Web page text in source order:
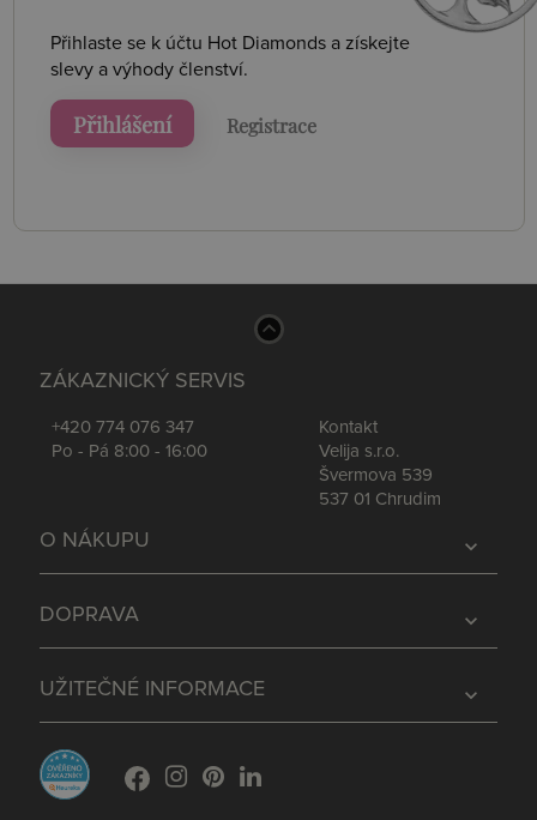
Přihlaste se k účtu Hot Diamonds a získejte
slevy a výhody členství.
Přihlášení Registrace
ZÁKAZNICKÝ SERVIS
+420 774 076 347
Po - Pá 8:00 - 16:00
Kontakt
Velija s.r.o.
Švermova 539
537 01 Chrudim
expand_more
O NÁKUPU
expand_more
DOPRAVA
expand_more
UŽITEČNÉ INFORMACE